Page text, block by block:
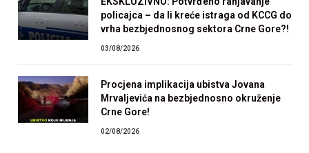
policajca – da li kreće istraga od KCCG do
vrha bezbjednosnog sektora Crne Gore?!
03/08/2026
Procjena implikacija ubistva Jovana
Mrvaljevića na bezbjednosno okruženje
Crne Gore!
02/08/2026